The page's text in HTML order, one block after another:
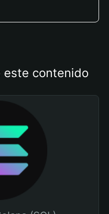
este contenido